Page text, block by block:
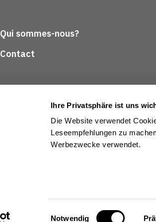
Ihre Privatsphäre ist uns
Die Website verwendet
Leseempfehlungen zu
Werbezwecke verwendet.
Einwilligungsauswahl
Notwendig
Qui sommes-nous?
Contact